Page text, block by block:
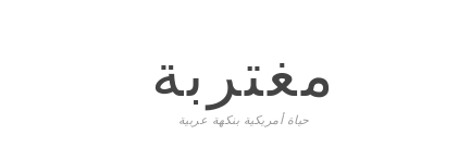
مغتربة
حياة أمريكية بنكهة عربية